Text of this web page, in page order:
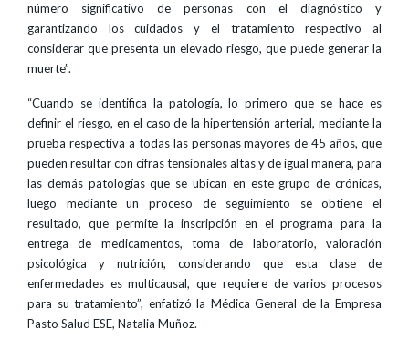
número significativo de personas con el diagnóstico y
garantizando los cuidados y el tratamiento respectivo al
considerar que presenta un elevado riesgo, que puede generar la
muerte”.
“Cuando se identifica la patología, lo primero que se hace es
definir el riesgo, en el caso de la hipertensión arterial, mediante la
prueba respectiva a todas las personas mayores de 45 años, que
pueden resultar con cifras tensionales altas y de igual manera, para
las demás patologías que se ubican en este grupo de crónicas,
luego mediante un proceso de seguimiento se obtiene el
resultado, que permite la inscripción en el programa para la
entrega de medicamentos, toma de laboratorio, valoración
psicológica y nutrición, considerando que esta clase de
enfermedades es multicausal, que requiere de varios procesos
para su tratamiento”, enfatizó la Médica General de la Empresa
Pasto Salud ESE, Natalia Muñoz.